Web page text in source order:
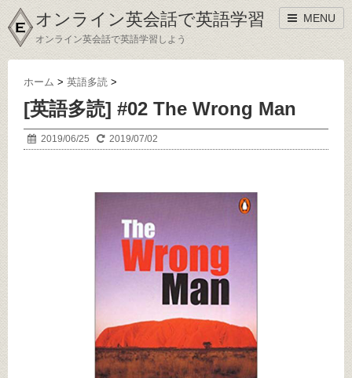
オンライン英会話で英語学習
オンライン英会話で英語学習しよう
MENU
ホーム > 英語多読 >
[英語多読] #02 The Wrong Man
2019/06/25 2019/07/02